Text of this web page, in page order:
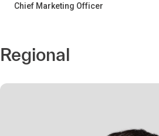
Chief Marketing Officer
Regional